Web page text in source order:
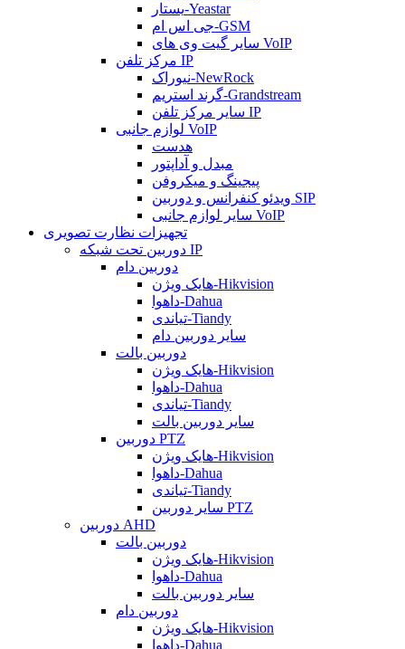
یستار-Yeastar
جی اس ام-GSM
سایر گیت وی های VoIP
مرکز تلفن IP
نیوراک-NewRock
گرند استریم-Grandstream
سایر مرکز تلفن IP
لوازم جانبی VoIP
هدست
مبدل و آداپتور
پیجینگ و میکروفن
ویدئو کنفرانس و دوربین SIP
سایر لوازم جانبی VoIP
تجهیزات نظارت تصویری
دوربین تحت شبکه IP
دوربین دام
هایک ویژن-Hikvision
داهوا-Dahua
تیاندی-Tiandy
سایر دوربین دام
دوربین بالت
هایک ویژن-Hikvision
داهوا-Dahua
تیاندی-Tiandy
سایر دوربین بالت
دوربین PTZ
هایک ویژن-Hikvision
داهوا-Dahua
تیاندی-Tiandy
سایر دوربین PTZ
دوربین AHD
دوربین بالت
هایک ویژن-Hikvision
داهوا-Dahua
سایر دوربین بالت
دوربین دام
هایک ویژن-Hikvision
داهوا-Dahua